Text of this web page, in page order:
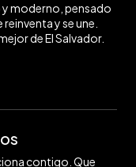
moderno, pensado
y se une.
de El Salvador.
contigo. Que